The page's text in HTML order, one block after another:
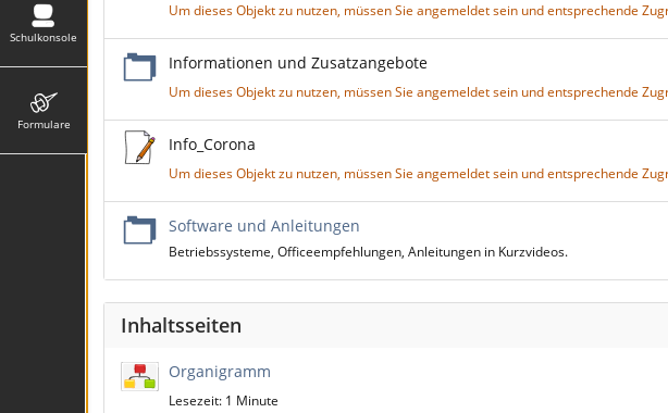
Schulkonsole
Formulare
Um dieses Objekt zu nutzen, müssen Sie angemeldet sein und entsprechende
Informationen und Zusatzangebote
Um dieses Objekt zu nutzen, müssen Sie angemeldet sein und entsprechende
Info_Corona
Um dieses Objekt zu nutzen, müssen Sie angemeldet sein und entsprechende
Software und Anleitungen
Betriebssysteme, Officeempfehlungen, Anleitungen in Kurzvideos.
Inhaltsseiten
Organigramm
Lesezeit: 1 Minute